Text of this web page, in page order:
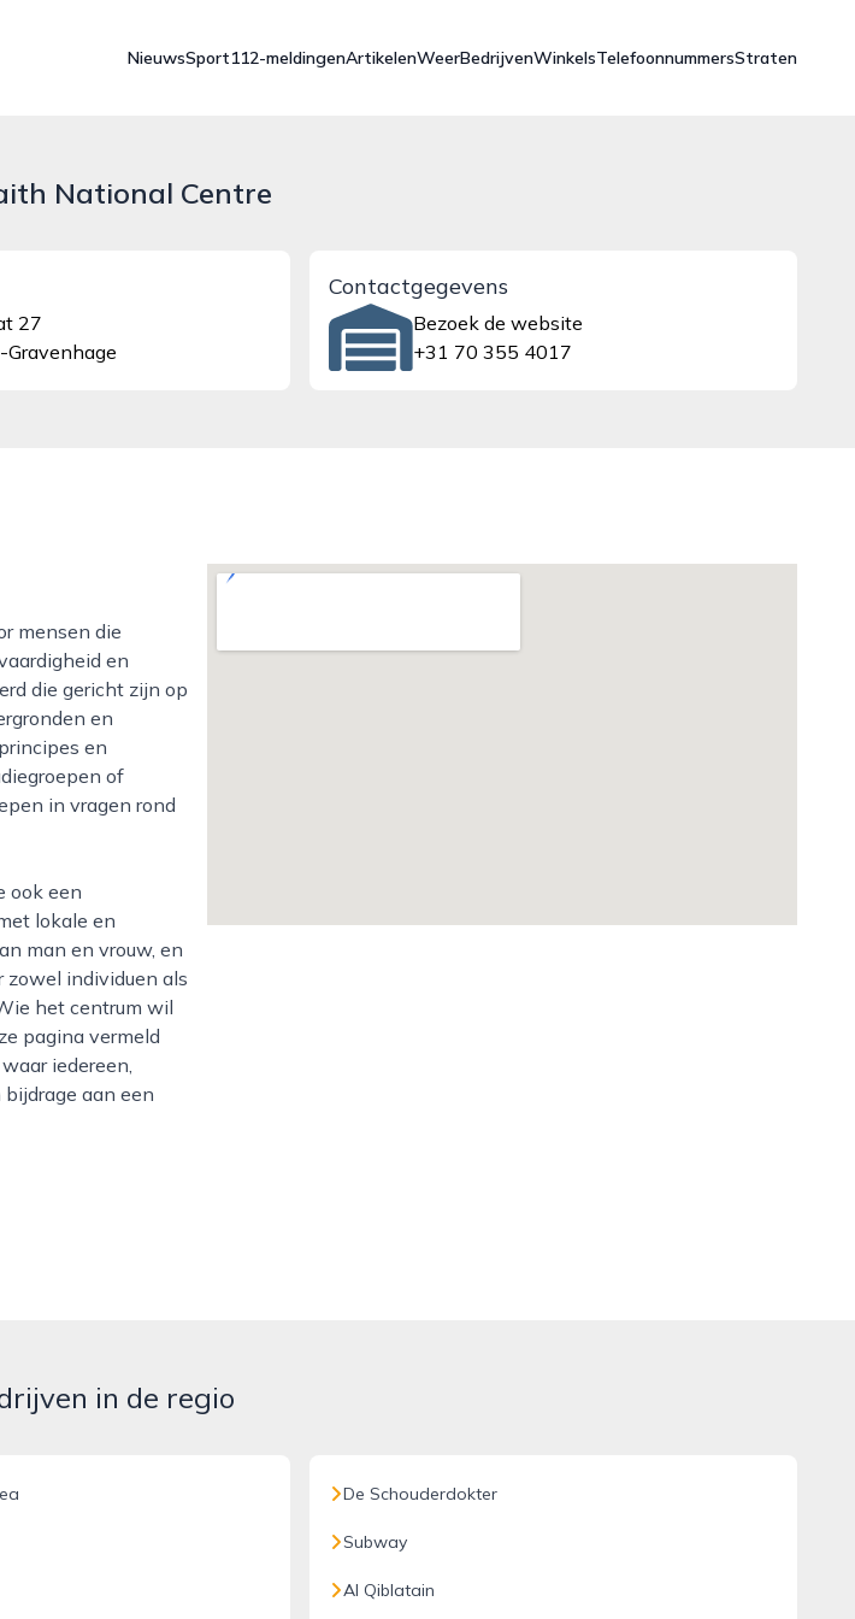
NieuwsSport112-meldingenArtikelenWeerBedrijvenWinkelsTelefoonnummersStraten
National Centre
27
Gravenhage
Contactgegevens
Bezoek de website
+31 70 355 4017
en
die gericht zijn op
en
en
of
in vragen rond
lokale en
man en vrouw, en
zowel individuen als
het centrum wil
pagina vermeld
iedereen,
aan een
in de regio
De Schouderdokter
Subway
Al Qiblatain